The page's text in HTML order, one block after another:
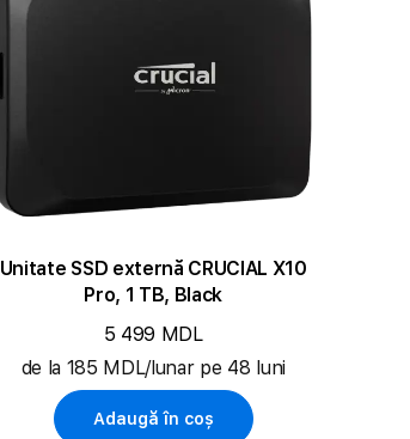
Unitate SSD externă CRUCIAL X10
Pro, 1 TB, Black
5 499 MDL
de la 185 MDL/lunar pe 48 luni
Adaugă în coș